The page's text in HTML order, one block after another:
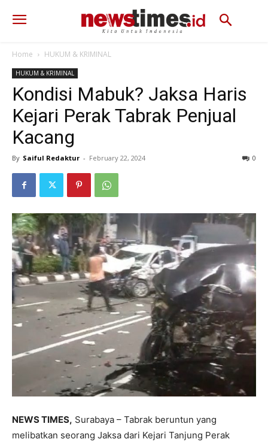
Home HUKUM & KRIMINAL
HUKUM & KRIMINAL
Kondisi Mabuk? Jaksa Haris
Kejari Perak Tabrak Penjual
Kacang
By Saiful Redaktur - February 22, 2024 0
NEWS TIMES, Surabaya – Tabrak beruntun yang
melibatkan seorang Jaksa dari Kejari Tanjung Perak